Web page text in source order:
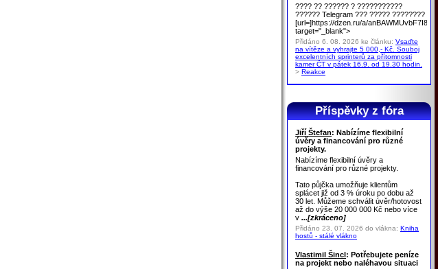
???? ?? ?????? ? ???????????
?????? Telegram ??? ????? ????????
[url=]https://dzen.ru/a/
target="_blank">
Přidáno 6. 08. 2026 ke článku: Vsaďte
na vítěze a vyhrajte 5 000,- Kč. Souboj
excelentních sprinterů za přítomnosti
kamer ČT v pátek 16.9. od 19.30 hodin.
> Reakce
Příspěvky z fóra
Jiří Štefan: Nabízíme flexibilní
úvěry a financování pro různé
projekty.
Nabízíme flexibilní úvěry a
financování pro různé projekty.
Tato půjčka umožňuje klientům
splácet již od 3 % úroku po dobu až
30 let. Můžeme schválit úvěr/hotovost
až do výše 20 000 000 Kč nebo více
v ...[zkráceno]
Přidáno 23. 07. 2026 do vlákna: Kniha
hostů - stálé vlákno
Vlastimil Šincl: Potřebujete peníze
na projekt nebo naléhavou situaci